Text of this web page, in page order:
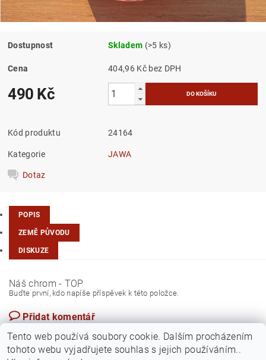
Dostupnost Skladem (>5 ks)
Cena 404,96 Kč bez DPH
490 Kč
Kód produktu 24164
Kategorie JAWA
Dotaz
POPIS
ZEMĚ PŮVODU
DISKUZE
Náš chrom - TOP
Buďte první, kdo napíše příspěvek k této položce.
Přidat komentář
Tento web používá soubory cookie. Dalším procházením
tohoto webu vyjadřujete souhlas s jejich používáním..